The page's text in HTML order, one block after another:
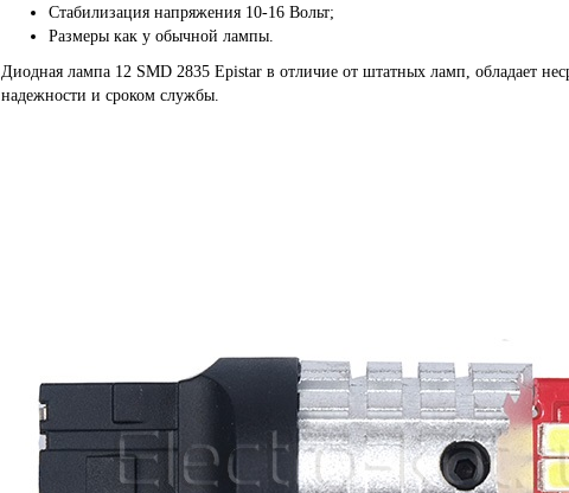
Стабилизация напряжения 10-16 Вольт;
Размеры как у обычной лампы.
Диодная лампа 12 SMD 2835 Epistar в отличие от штатных ламп, обладает
надежности и сроком службы.